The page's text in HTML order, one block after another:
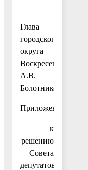
Глава
городского
округа
Воскресенск
А.В.
Болотников
Приложение
к
решению
Совета
депутатов